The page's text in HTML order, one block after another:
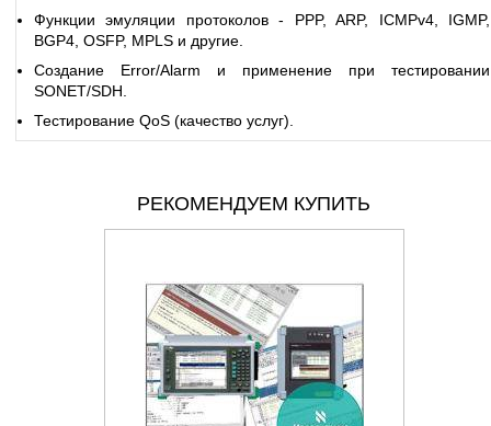
Функции эмуляции протоколов - PPP, ARP, ICMPv4, IGMP,
BGP4, OSFP, MPLS и другие.
Создание Error/Alarm и применение при тестировании
SONET/SDH.
Тестирование QoS (качество услуг).
РЕКОМЕНДУЕМ КУПИТЬ